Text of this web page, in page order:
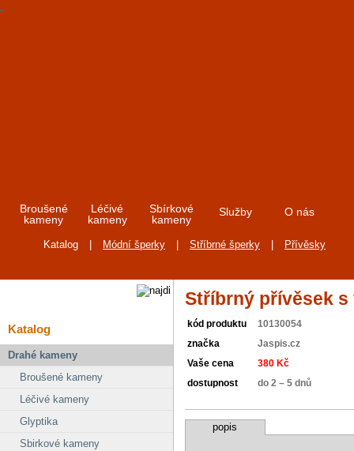
Broušené
kameny
Léčivé
kameny
Sbírkové
kameny
Služby O nás
Katalog Módní šperky Stříbrné šperky Přívěsky
Katalog
Drahé kameny
Broušené kameny
Léčivé kameny
Glyptika
Sbirkové kameny
Stříbrný přívěsek s
kód produktu 10130054
značka Jaspis.cz
Vaše cena 380 Kč
dostupnost do 2 – 5 dnů
popis